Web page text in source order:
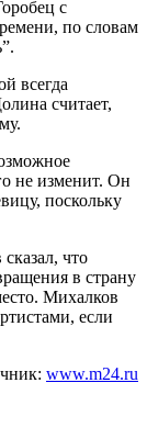
с
по словам
всегда
считает,
не изменит. Он
поскольку
что
в страну
Михалков
если
www.m24.ru